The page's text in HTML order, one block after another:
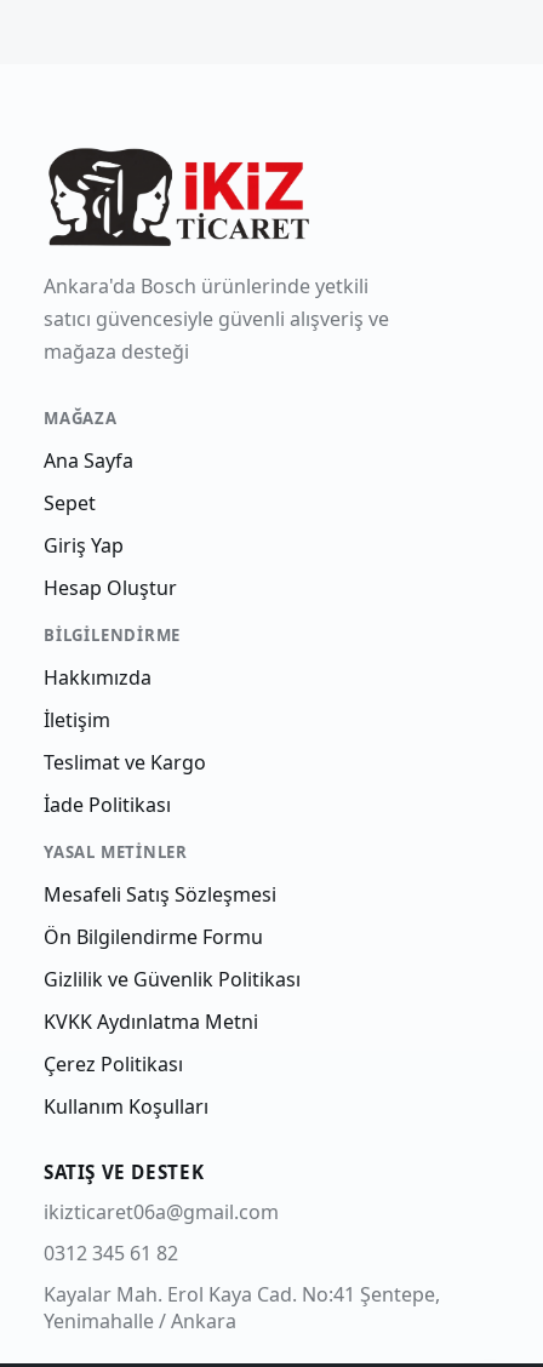
Ankara'da Bosch ürünlerinde yetkili
satıcı güvencesiyle güvenli alışveriş ve
mağaza desteği
MAĞAZA
Ana Sayfa
Sepet
Giriş Yap
Hesap Oluştur
BILGILENDIRME
Hakkımızda
İletişim
Teslimat ve Kargo
İade Politikası
YASAL METINLER
Mesafeli Satış Sözleşmesi
Ön Bilgilendirme Formu
Gizlilik ve Güvenlik Politikası
KVKK Aydınlatma Metni
Çerez Politikası
Kullanım Koşulları
SATIŞ VE DESTEK
ikizticaret06a@gmail.com
0312 345 61 82
Kayalar Mah. Erol Kaya Cad. No:41 Şentepe,
Yenimahalle / Ankara